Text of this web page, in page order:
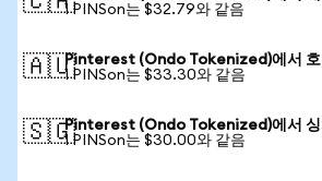
1 PINSon는 $32.79와 같음
🇦🇺Pinterest (Ondo Tokenized)에서 호
1 PINSon는 $33.30와 같음
🇸🇬Pinterest (Ondo Tokenized)에서 싱
1 PINSon는 $30.00와 같음